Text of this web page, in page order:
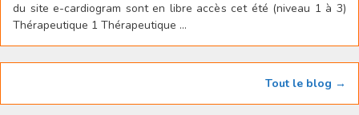
du site e-cardiogram sont en libre accès cet été (niveau 1 à 3)
Thérapeutique 1 Thérapeutique ...
Tout le blog →